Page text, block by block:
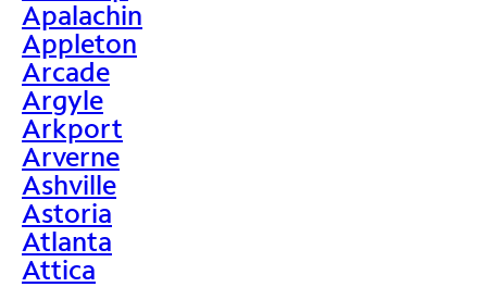
Apalachin
Appleton
Arcade
Argyle
Arkport
Arverne
Ashville
Astoria
Atlanta
Attica